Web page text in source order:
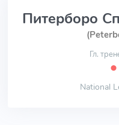
Питерборо
Гл.
⬤
National